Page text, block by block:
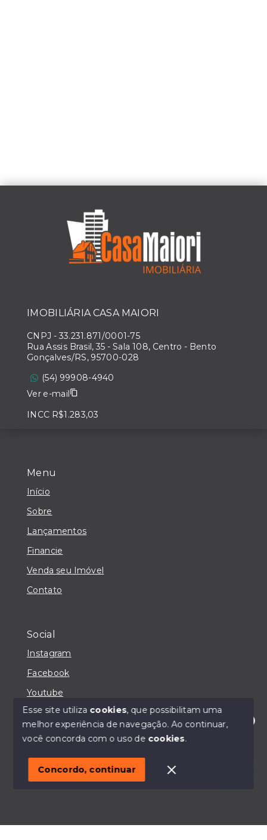
Olá! Estou disponível para te ajudar.
Menu
Início
Sobre
Lançamentos
Financie
Venda seu Imóvel
Contato
Social
Instagram
Facebook
Youtube
© Copyright 2026 - IMOBILIÁRIA CASA MAIORI -
SITE PARA IMOBILIARIA
IMOBILIÁRIA CASA MAIORI
CNPJ - 33.231.871/0001-75
Rua Assis Brasil, 35 - Sala 108, Centro - Bento
Gonçalves/RS, 95700-028
(54) 99908-4940
Ver e-mail
INCC R$1.283,03
Esse site utiliza cookies, que possibilitam uma
melhor experiência de navegação.Ao continuar,
você concorda com o uso de cookies.
Concordo, continuar